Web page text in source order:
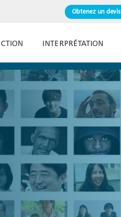
Obtenez un devis
INTERPRÉTATION